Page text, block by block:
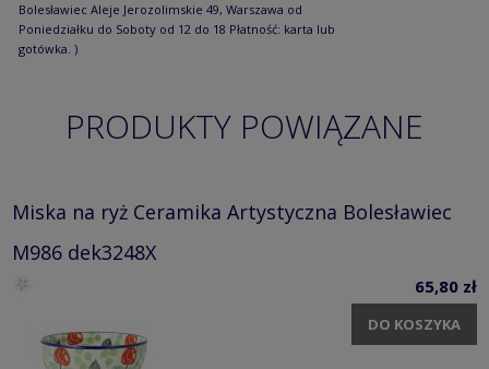
Bolesławiec Aleje Jerozolimskie 49, Warszawa od
Poniedziałku do Soboty od 12 do 18 Płatność: karta lub
gotówka. )
PRODUKTY POWIĄZANE
Miska na ryż Ceramika Artystyczna Bolesławiec
M986 dek3248X
65,80 zł
DO KOSZYKA